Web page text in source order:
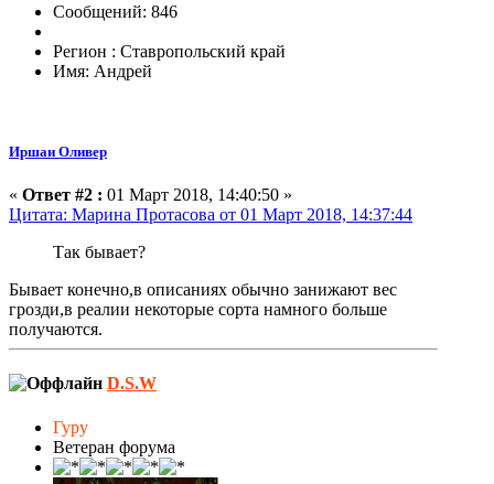
Сообщений: 846
Регион : Ставропольский край
Имя: Андрей
Иршаи Оливер
« Ответ #2 : 01 Март 2018, 14:40:50 »
Цитата: Марина Протасова от 01 Март 2018, 14:37:44
Так бывает?
Бывает конечно,в описаниях обычно занижают вес
грозди,в реалии некоторые сорта намного больше
получаются.
D.S.W
Гуру
Ветеран форума